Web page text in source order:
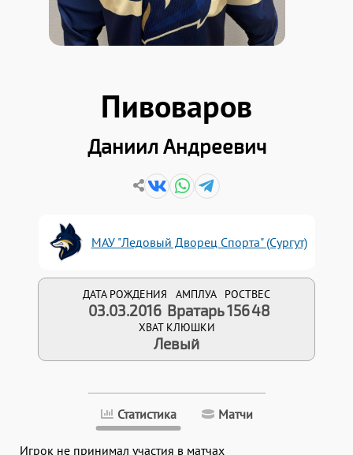
Пивоваров
Даниил Андреевич
МАУ "Ледовый Дворец Спорта" (Сургут)
ДАТА РОЖДЕНИЯ
03.03.2016
АМПЛУА
Вратарь
РОСТ
156
ВЕС
48
ХВАТ КЛЮШКИ
Левый
Статистика Матчи
Игрок не принимал участия в матчах